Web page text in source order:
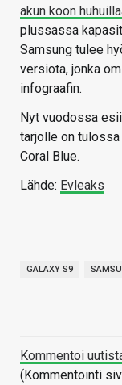
akun koon
plussassa
Samsung tulee
versiota, jonka
infograafin.
Nyt vuodossa
tarjolle on
Coral Blue.
Lähde: Evleaks
GALAXY S9
Kommentoi
(Kommentointi